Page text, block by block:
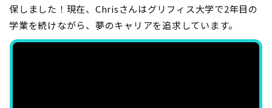
保しました！現在、Chrisさんはグリフィス大学で2年目の
学業を続けながら、夢のキャリアを追求しています。